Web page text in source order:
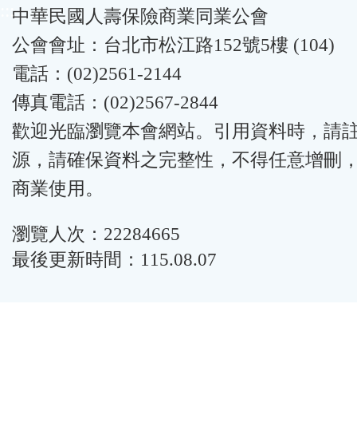
:::中華民國人壽保險商業同業公會
公會會址：台北市松江路152號5樓 (104)
電話：(02)2561-2144
傳真電話：(02)2567-2844
歡迎光臨瀏覽本會網站。引用資料時，請
源，請確保資料之完整性，不得任意增刪
商業使用。
瀏覽人次：22284665
最後更新時間：115.08.07